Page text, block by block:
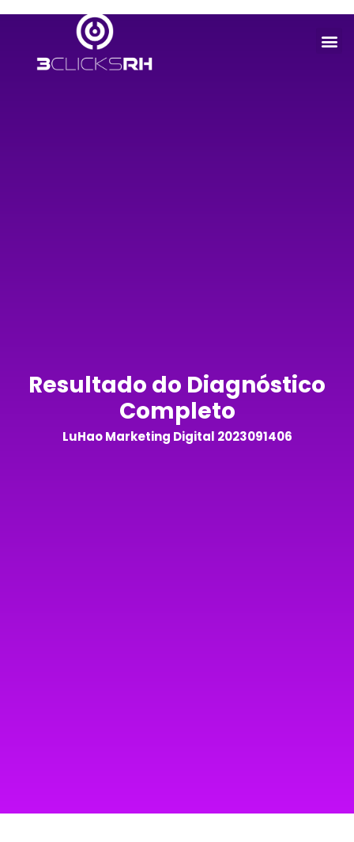
Resultado do Diagnóstico
Completo
LuHao Marketing Digital 2023091406